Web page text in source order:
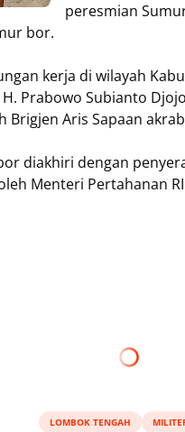
peresmian
bor.
kerja di wilayah
H. Prabowo Subianto
Aris Sapaan
diakhiri dengan
Menteri Pertahanan
LOMBOK TENGAH